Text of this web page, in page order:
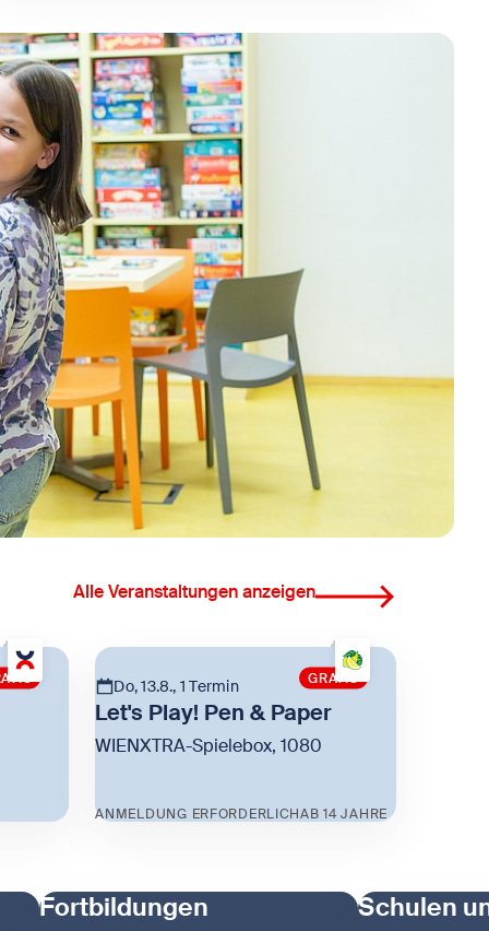
Alle Veranstaltungen anzeigen
GRATIS
Do, 13.8., 1 Termin
Let's Play! Pen & Paper
WIENXTRA-Spielebox, 1080
ANMELDUNG ERFORDERLICHAB 14 JAHRE
Fortbildungen Schulen